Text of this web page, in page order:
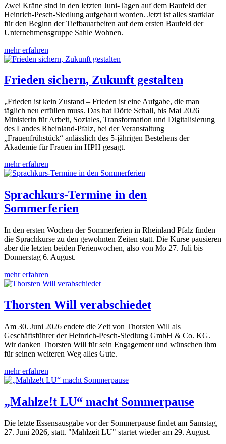
Zwei Kräne sind in den letzten Juni-Tagen auf dem Baufeld der
Heinrich-Pesch-Siedlung aufgebaut worden. Jetzt ist alles startklar
für den Beginn der Tiefbauarbeiten auf dem ersten Baufeld der
Unternehmensgruppe Sahle Wohnen.
mehr erfahren
Frieden sichern, Zukunft gestalten
„Frieden ist kein Zustand – Frieden ist eine Aufgabe, die man
täglich neu erfüllen muss. Das hat Dörte Schall, bis Mai 2026
Ministerin für Arbeit, Soziales, Transformation und Digitalisierung
des Landes Rheinland-Pfalz, bei der Veranstaltung
„Frauenfrühstück“ anlässlich des 5-jährigen Bestehens der
Akademie für Frauen im HPH gesagt.
mehr erfahren
Sprachkurs-Termine in den
Sommerferien
In den ersten Wochen der Sommerferien in Rheinland Pfalz finden
die Sprachkurse zu den gewohnten Zeiten statt. Die Kurse pausieren
aber die letzten beiden Ferienwochen, also von Mo 27. Juli bis
Donnerstag 6. August.
mehr erfahren
Thorsten Will verabschiedet
Am 30. Juni 2026 endete die Zeit von Thorsten Will als
Geschäftsführer der Heinrich-Pesch-Siedlung GmbH & Co. KG.
Wir danken Thorsten Will für sein Engagement und wünschen ihm
für seinen weiteren Weg alles Gute.
mehr erfahren
„Mahlze!t LU“ macht Sommerpause
Die letzte Essensausgabe vor der Sommerpause findet am Samstag,
27. Juni 2026, statt. "Mahlzeit LU" startet wieder am 29. August.